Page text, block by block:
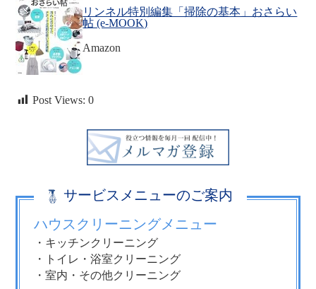
リンネル特別編集「掃除の基本」おさらい
帖 (e-MOOK)
Amazon
Post Views: 0
サービスメニューのご案内
ハウスクリーニングメニュー
・キッチンクリーニング
・トイレ・浴室クリーニング
・室内・その他クリーニング